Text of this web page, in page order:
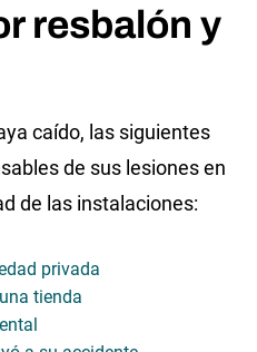
resbalón y
caído, las siguientes
de sus lesiones en
de las instalaciones:
privada
tienda